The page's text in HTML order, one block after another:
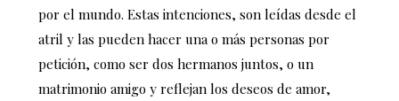
por el mundo. Estas intenciones, son leídas desde el
atril y las pueden hacer una o más personas por
petición, como ser dos hermanos juntos, o un
matrimonio amigo y reflejan los deseos de amor,